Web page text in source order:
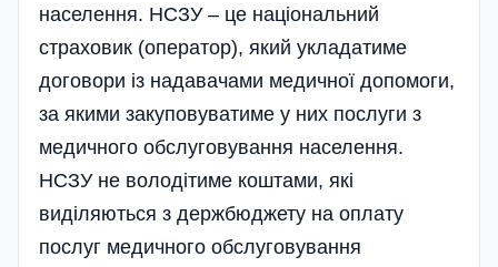
населення. НСЗУ – це національний
страховик (оператор), який укладатиме
договори із надавачами медичної допомоги,
за якими закуповуватиме у них послуги з
медичного обслуговування населення.
НСЗУ не володітиме коштами, які
виділяються з держбюджету на оплату
послуг медичного обслуговування